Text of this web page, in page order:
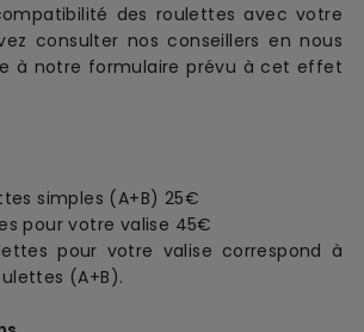
des roulettes avec votre
consulter nos conseillers en nous
à notre formulaire prévu à cet effet
simples (A+B) 25€
pour votre valise 45€
pour votre valise correspond à
(A+B).